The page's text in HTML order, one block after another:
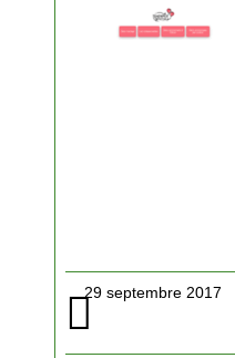
29 septembre 2017